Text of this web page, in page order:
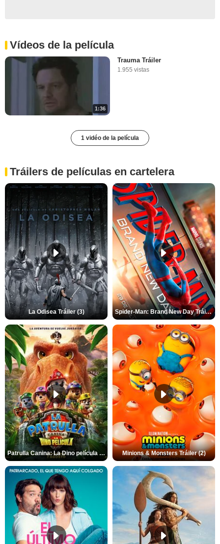
Vídeos de la película
1:36
Trauma Tráiler
1.955 vistas
1 vidéo de la película
Tráilers de películas en cartelera
La Odisea Tráiler (3) Spider-Man: Brand New Day Tráiler (3)
Patrulla Canina: La Dino película Tráiler VO Minions & Monsters Tráiler (2)